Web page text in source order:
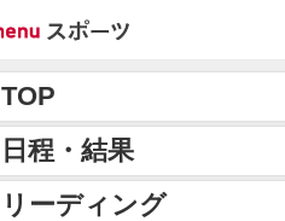
TOP
日程・結果
リーディング